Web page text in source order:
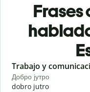
Frases
Slide 1 of 6
Trabajo y
Добро јутро
dobro jutro